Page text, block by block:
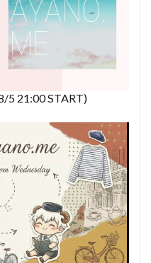
5 21:00 START)